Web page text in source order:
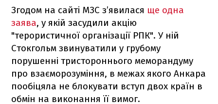
Згодом на сайті МЗС з’явилася ще одна
заява, у якій засудили акцію
"терористичної організації РПК". У ній
Стокгольм звинуватили у грубому
порушенні тристороннього меморандуму
про взаєморозуміння, в межах якого Анкара
пообіцяла не блокувати вступ двох країн в
обмін на виконання її вимог.